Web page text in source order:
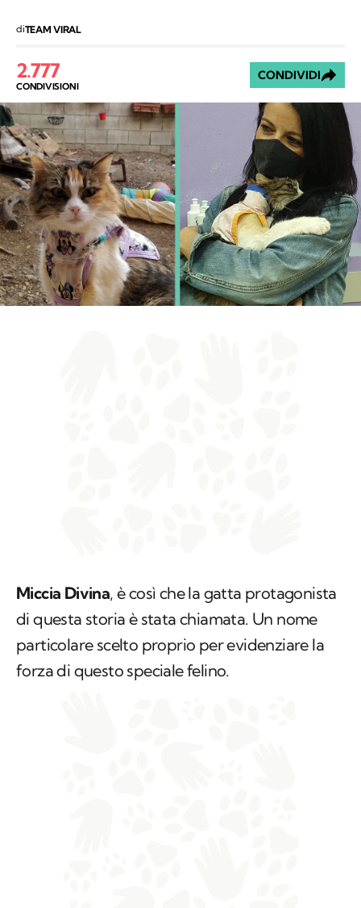
diTEAM VIRAL
2.777
CONDIVISIONI
CONDIVIDI
Miccia Divina, è così che la gatta protagonista
di questa storia è stata chiamata. Un nome
particolare scelto proprio per evidenziare la
forza di questo speciale felino.